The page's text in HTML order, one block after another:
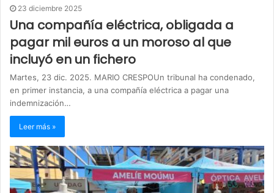
23 diciembre 2025
Una compañía eléctrica, obligada a
pagar mil euros a un moroso al que
incluyó en un fichero
Martes, 23 dic. 2025. MARIO CRESPOUn tribunal ha condenado,
en primer instancia, a una compañía eléctrica a pagar una
indemnización…
Leer más »